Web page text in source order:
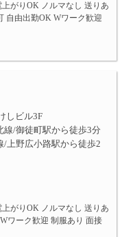
がりOK ノルマなし 送りあ
自由出勤OK Wワーク歓迎
しビル3F
線/御徒町駅から徒歩3分
上野広小路駅から徒歩2
がりOK ノルマなし 送りあ
ワーク歓迎 制服あり 面接